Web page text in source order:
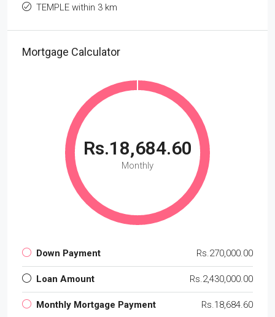
TEMPLE within 3 km
Mortgage Calculator
Rs.18,684.60
Monthly
Down Payment Rs.270,000.00
Loan Amount Rs.2,430,000.00
Monthly Mortgage Payment Rs.18,684.60